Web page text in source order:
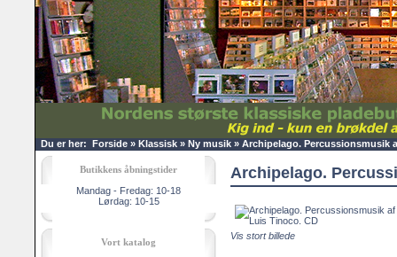
Du er her: Forside » Klassisk » Ny musik » Archipelago. Percussionsmusik
Butikkens åbningstider
Mandag - Fredag: 10-18
Lørdag: 10-15
Vort katalog
Archipelago.
Vis stort billede